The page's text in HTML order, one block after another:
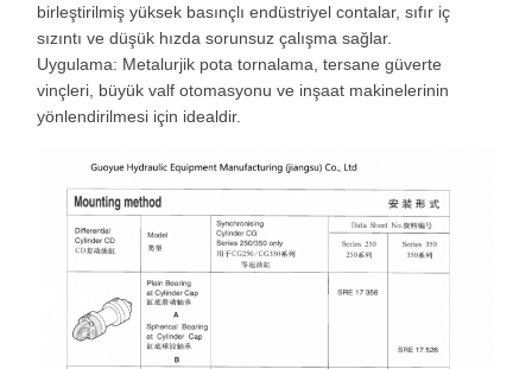
birleştirilmiş yüksek basınçlı endüstriyel contalar, sıfır iç
sızıntı ve düşük hızda sorunsuz çalışma sağlar.
Uygulama: Metalurjik pota tornalama, tersane güverte
vinçleri, büyük valf otomasyonu ve inşaat makinelerinin
yönlendirilmesi için idealdir.